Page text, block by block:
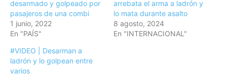
desarmado y golpeado por
pasajeros de una combi
1 junio, 2022
En "PAÍS"
arrebata el arma a ladrón y
lo mata durante asalto
8 agosto, 2024
En "INTERNACIONAL"
#VIDEO | Desarman a
ladrón y lo golpean entre
varios